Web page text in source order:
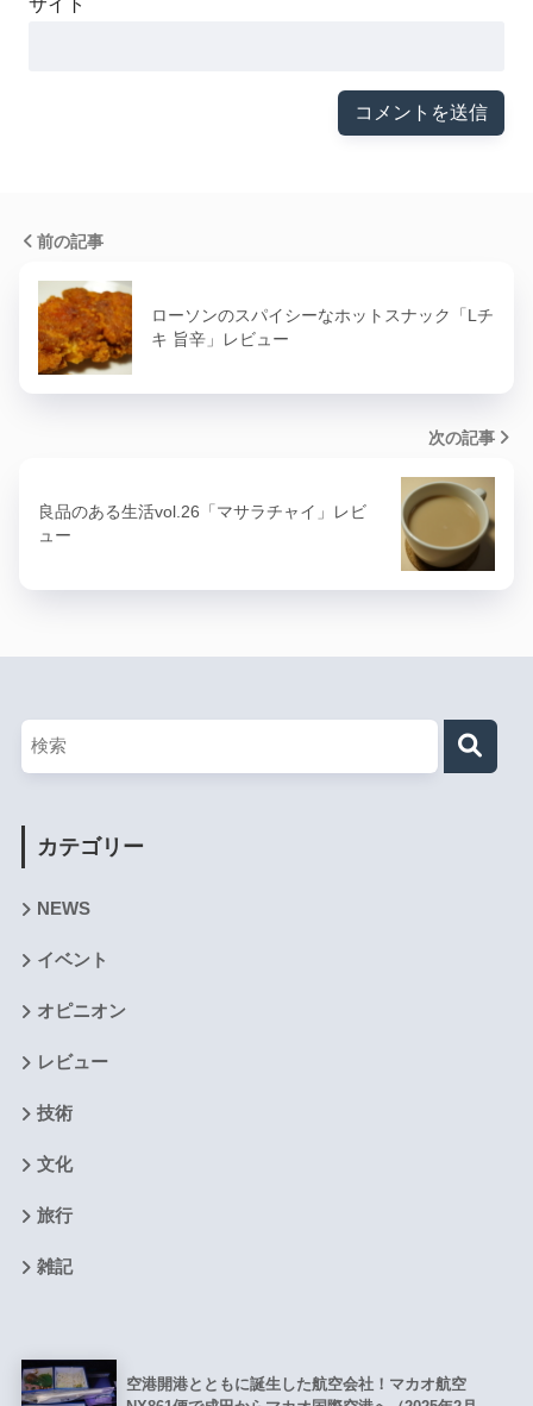
サイト
前の記事
ローソンのスパイシーなホットスナック「Lチ
キ 旨辛」レビュー
次の記事
良品のある生活vol.26「マサラチャイ」レビ
ュー
カテゴリー
NEWS
イベント
オピニオン
レビュー
技術
文化
旅行
雑記
空港開港とともに誕生した航空会社！マカオ航空